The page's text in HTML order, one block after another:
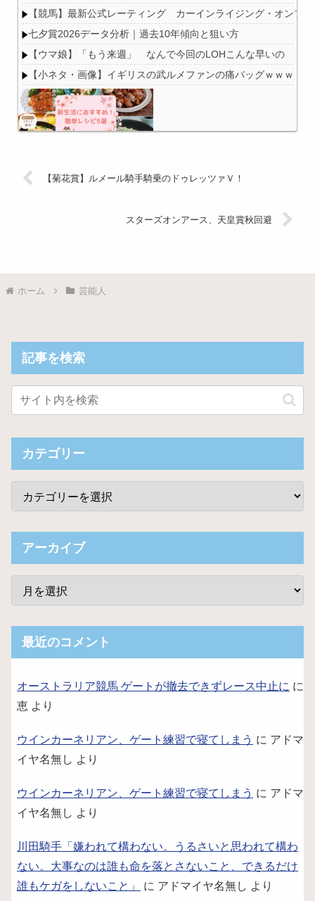
【競馬】最新公式レーティング カーインライジング・オン
七夕賞2026データ分析｜過去10年傾向と狙い方
【ウマ娘】「もう来週」 なんで今回のLOHこんな早いの
【小ネタ・画像】イギリスの武ルメファンの痛バッグｗｗｗ
【菊花賞】ルメール騎手騎乗のドゥレッツァＶ！
スターズオンアース、天皇賞秋回避
ホーム 芸能人
記事を検索
カテゴリー
アーカイブ
最近のコメント
オーストラリア競馬 ゲートが撤去できずレース中止に に
恵 より
ウインカーネリアン、ゲート練習で寝てしまう に アドマ
イヤ名無し より
ウインカーネリアン、ゲート練習で寝てしまう に アドマ
イヤ名無し より
川田騎手「嫌われて構わない。うるさいと思われて構わ
ない。大事なのは誰も命を落とさないこと、できるだけ
誰もケガをしないこと」
に アドマイヤ名無し より